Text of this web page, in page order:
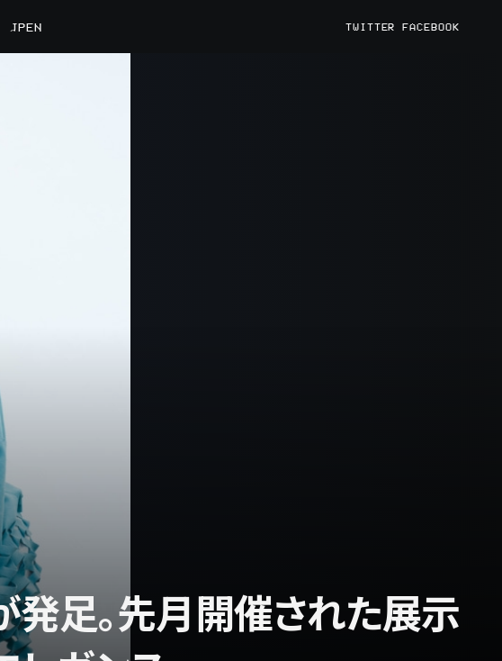
JPEN TWITTER FACEBOOK
足。先月開催された展示